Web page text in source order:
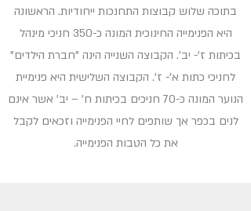
בתוכה שלוש קבוצות התחנכות ייחודיות. הראשונה
היא הפנימייה החינוכית המונה כ-350 חניכי מינהל
בכיתות ז'- יב'. הקבוצה השנייה הינה "חברת הילדים"
לחניכי כתות א'- ז'. הקבוצה השלישית היא פנימיית
הנוער המונה כ-70 חניכים בכיתות ח' – יב' אשר אינם
לנים בכפר אך שותפים לחיי הפנימייה וזכאים לקבל
את כל הטבות הפנימייה.